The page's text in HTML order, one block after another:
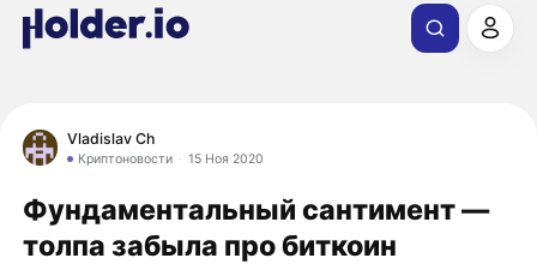
Vladislav Ch
Криптоновости 15 Ноя 2020
Фундаментальный сантимент —
толпа забыла про биткоин